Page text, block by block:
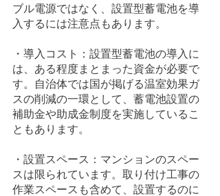
ブル電源ではなく、設置型蓄電池を導
入するには注意点もあります。
・導入コスト：設置型蓄電池の導入に
は、ある程度まとまった資金が必要で
す。自治体では国が掲げる温室効果ガ
スの削減の一環として、蓄電池設置の
補助金や助成金制度を実施しているこ
ともあります。
・設置スペース：マンションのスペー
スは限られています。取り付け工事の
作業スペースも含めて、設置するのに